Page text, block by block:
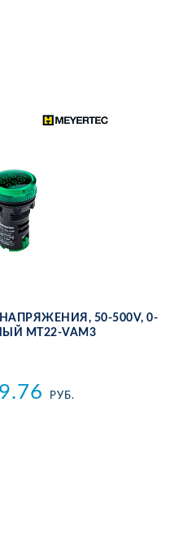
50-500V, 0-
MT22-VAM3
РУБ.